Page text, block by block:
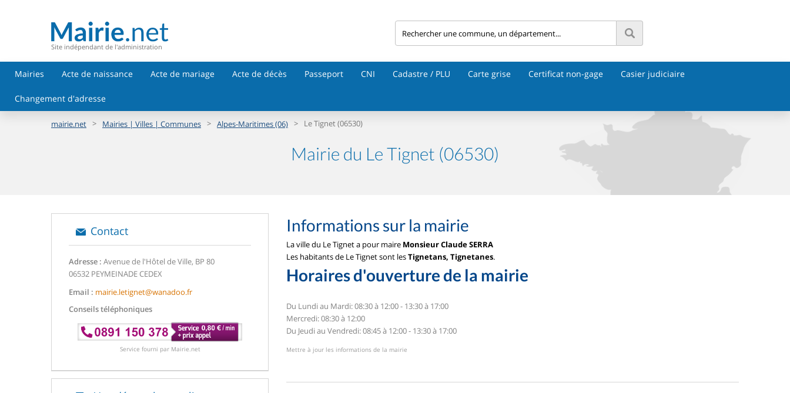
Site indépendant de l'administration
Mairies Acte de naissance Acte de mariage Acte de décès Passeport CNI Cadastre / PLU Carte grise Certificat non-gage Casier judiciaire
Changement d'adresse
mairie.net > Mairies | Villes | Communes > Alpes-Maritimes (06) > Le Tignet (06530)
Mairie du Le Tignet (06530)
Contact
Adresse : Avenue de l'Hôtel de Ville, BP 80
06532 PEYMEINADE CEDEX
Email : mairie.letignet@wanadoo.fr
Conseils téléphoniques
Service fourni par Mairie.net
Informations sur la mairie
La ville du Le Tignet a pour maire Monsieur Claude SERRA
Les habitants de Le Tignet sont lesTignetans, Tignetanes.
Horaires d'ouverture de la mairie
Du Lundi au Mardi: 08:30 à 12:00 - 13:30 à 17:00
Mercredi: 08:30 à 12:00
Du Jeudi au Vendredi: 08:45 à 12:00 - 13:30 à 17:00
Mettre à jour les informations de la mairie